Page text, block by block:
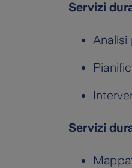
Servizi
Analisi
Servizi